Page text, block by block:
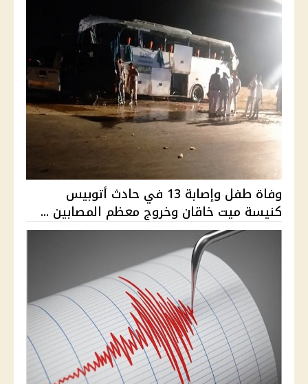
وفاة طفل وإصابة 13 في حادث أتوبيس
كنيسة ميت خاقان وخروج معظم المصابين ...